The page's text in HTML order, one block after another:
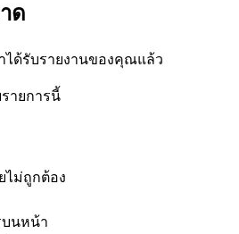
ด
ได้รับรายงานของคุณแล้ว
ายการนี้
ไม่ถูกต้อง
บนหน้า